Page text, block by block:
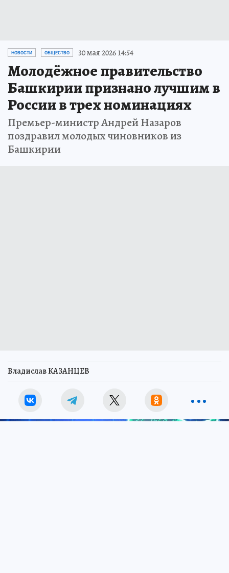
НОВОСТИ ОБЩЕСТВО 30 мая 2026 14:54
Молодёжное правительство
Башкирии признано лучшим в
России в трех номинациях
Премьер-министр Андрей Назаров
поздравил молодых чиновников из
Башкирии
Владислав КАЗАНЦЕВ